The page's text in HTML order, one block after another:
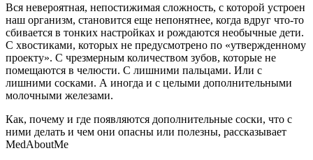
Вся невероятная, непостижимая сложность, с которой устроен
наш организм, становится еще непонятнее, когда вдруг что-то
сбивается в тонких настройках и рождаются необычные дети.
С хвостиками, которых не предусмотрено по «утвержденному
проекту». С чрезмерным количеством зубов, которые не
помещаются в челюсти. С лишними пальцами. Или с
лишними сосками. А иногда и с целыми дополнительными
молочными железами.
Как, почему и где появляются дополнительные соски, что с
ними делать и чем они опасны или полезны, рассказывает
MedAboutMe